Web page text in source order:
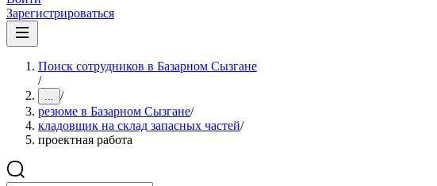
Зарегистрироваться
Поиск сотрудников в Базарном Сызгане
/
... /
резюме в Базарном Сызгане/
кладовщик на склад запасных частей/
проектная работа